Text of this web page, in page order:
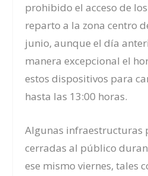
prohibido el acceso de
reparto a la zona centro
junio, aunque el día
manera excepcional el
estos dispositivos para
hasta las 13:00 horas.
Algunas infraestructuras
cerradas al público
ese mismo viernes, tales